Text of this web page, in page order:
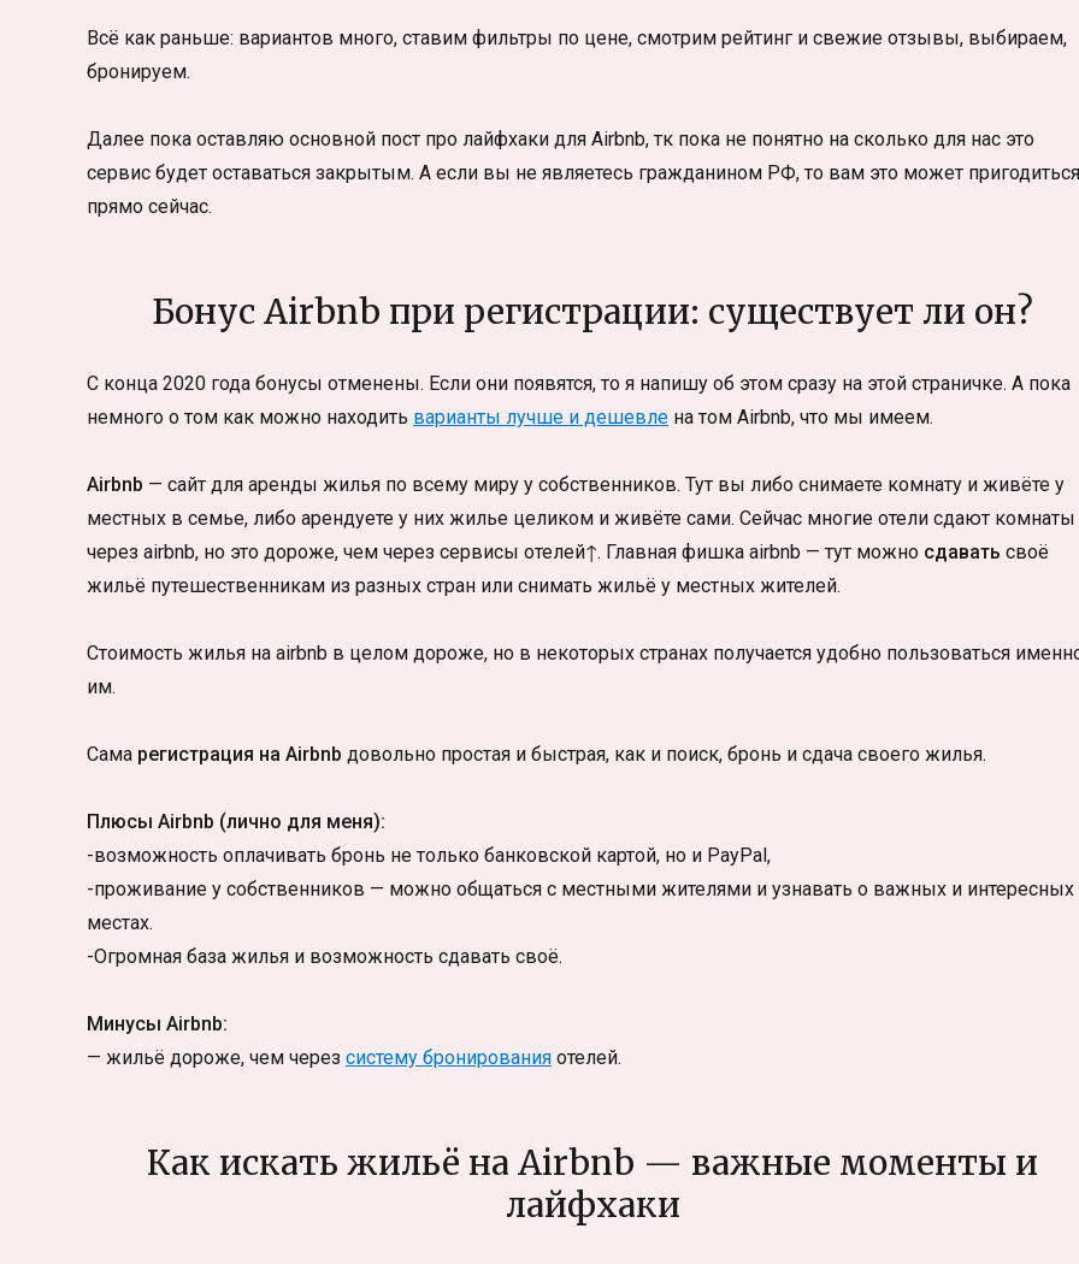
Всё как раньше: вариантов много, ставим фильтры по цене, смотрим рейтинг и свежие отзывы, выбираем,
бронируем.
Далее пока оставляю основной пост про лайфхаки для Airbnb, тк пока не понятно на сколько для нас это
сервис будет оставаться закрытым. А если вы не являетесь гражданином РФ, то вам это может пригодиться
прямо сейчас.
Бонус Airbnb при регистрации: существует ли он?
С конца 2020 года бонусы отменены. Если они появятся, то я напишу об этом сразу на этой страничке. А пока
немного о том как можно находить варианты лучше и дешевле на том Airbnb, что мы имеем.
Airbnb — сайт для аренды жилья по всему миру у собственников. Тут вы либо снимаете комнату и живёте у
местных в семье, либо арендуете у них жилье целиком и живёте сами. Сейчас многие отели сдают комнаты
через airbnb, но это дороже, чем через сервисы отелей↑. Главная фишка airbnb — тут можно сдавать своё
жильё путешественникам из разных стран или снимать жильё у местных жителей.
Стоимость жилья на airbnb в целом дороже, но в некоторых странах получается удобно пользоваться
им.
Сама регистрация на Airbnb довольно простая и быстрая, как и поиск, бронь и сдача своего жилья.
Плюсы Airbnb (лично для меня):
-возможность оплачивать бронь не только банковской картой, но и PayPal,
-проживание у собственников — можно общаться с местными жителями и узнавать о важных и интересных
местах.
-Огромная база жилья и возможность сдавать своё.
Минусы Airbnb:
— жильё дороже, чем через систему бронирования отелей.
Как искать жильё на Airbnb — важные моменты и
лайфхаки